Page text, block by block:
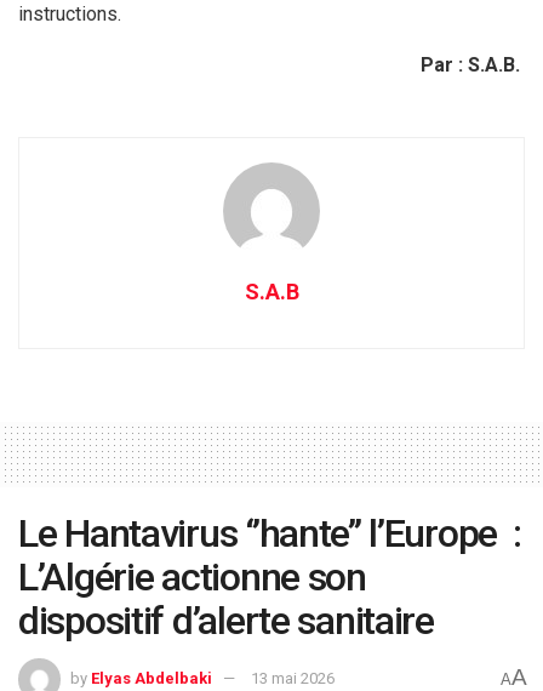
instructions.
Par : S.A.B.
S.A.B
Le Hantavirus ‘’hante’’ l’Europe :
L’Algérie actionne son
dispositif d’alerte sanitaire
by Elyas Abdelbaki 13 mai 2026 AA